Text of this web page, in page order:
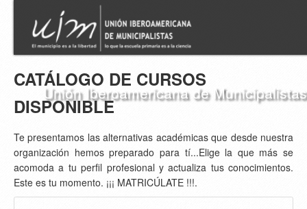
Unión Iberoamericana de Municipalistas
CATÁLOGO DE CURSOS
DISPONIBLE
Te presentamos las alternativas académicas que desde nuestra
organización hemos preparado para tí...Elige la que más se
acomoda a tu perfil profesional y actualiza tus conocimientos.
Este es tu momento. ¡¡¡ MATRICÚLATE !!!.